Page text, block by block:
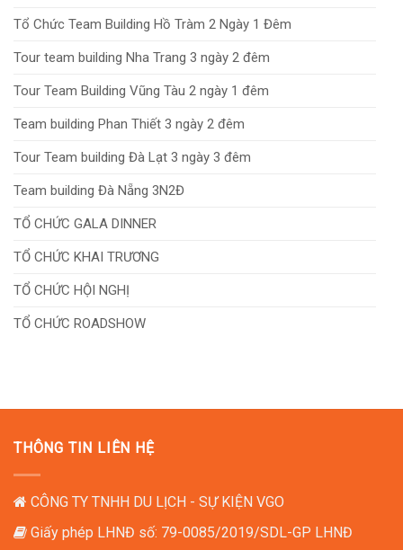
Tổ Chức Team Building Hồ Tràm 2 Ngày 1 Đêm
Tour team building Nha Trang 3 ngày 2 đêm
Tour Team Building Vũng Tàu 2 ngày 1 đêm
Team building Phan Thiết 3 ngày 2 đêm
Tour Team building Đà Lạt 3 ngày 3 đêm
Team building Đà Nẵng 3N2Đ
TỔ CHỨC GALA DINNER
TỔ CHỨC KHAI TRƯƠNG
TỔ CHỨC HỘI NGHỊ
TỔ CHỨC ROADSHOW
TỔ CHỨC NGÀY HỘI GIA ĐÌNH
TỔ CHỨC TIỆC TÂN NIÊN
THÔNG TIN LIÊN HỆ
CÔNG TY TNHH DU LỊCH - SỰ KIỆN VGO
Giấy phép LHNĐ số: 79-0085/2019/SDL-GP LHNĐ